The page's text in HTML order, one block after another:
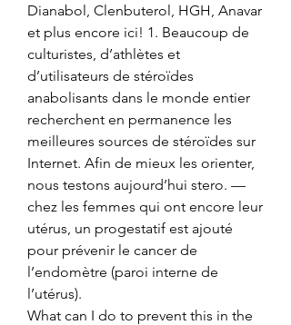
Dianabol, Clenbuterol, HGH, Anavar
et plus encore ici! 1. Beaucoup de
culturistes, d’athlètes et
d’utilisateurs de stéroïdes
anabolisants dans le monde entier
recherchent en permanence les
meilleures sources de stéroïdes sur
Internet. Afin de mieux les orienter,
nous testons aujourd’hui stero. —
chez les femmes qui ont encore leur
utérus, un progestatif est ajouté
pour prévenir le cancer de
l’endomètre (paroi interne de
l’utérus).
What can I do to prevent this in the